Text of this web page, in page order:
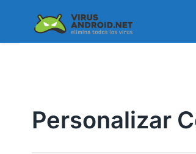
content
Personalizar